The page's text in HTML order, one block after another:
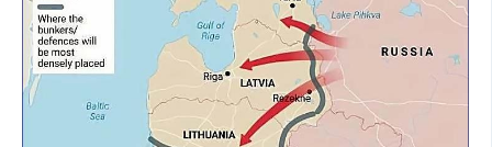
TÉMATA
NEJČTENĚJŠÍ ZA 7 DNÍ